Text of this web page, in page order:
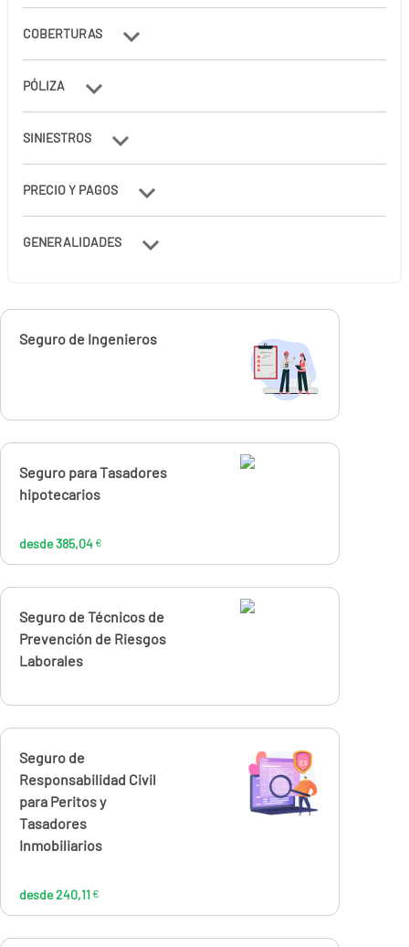
COBERTURAS
PÓLIZA
SINIESTROS
PRECIO Y PAGOS
GENERALIDADES
Calcúlalo ahora
Seguro de Ingenieros
Calcúlalo ahora
Seguro para Tasadores
hipotecarios
desde 385,04 €
Calcúlalo ahora
Seguro de Técnicos de
Prevención de Riesgos
Laborales
Calcúlalo ahora
Seguro de
Responsabilidad Civil
para Peritos y
Tasadores
Inmobiliarios
desde 240,11 €
240,11€